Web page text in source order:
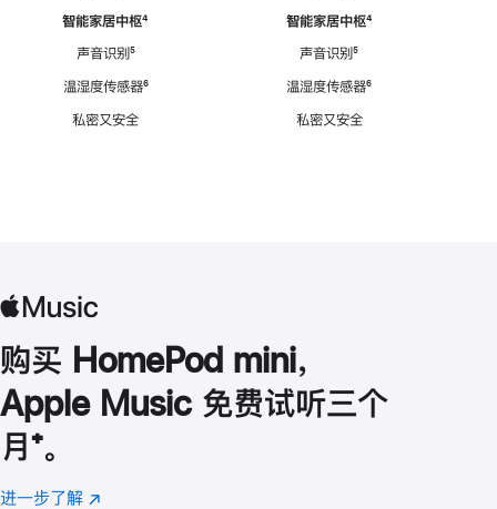
智能家居中枢脚
⁴
声音识别脚
⁵
温湿度传感器脚
⁶
私密又安全
智能家居中枢脚
⁴
声音识别脚
⁵
温湿度传感器脚
⁶
私密又安全
购买 HomePod mini，
Apple Music 免费试听三个
月 脚
注
⁺。
进一步了解 Apple
(在